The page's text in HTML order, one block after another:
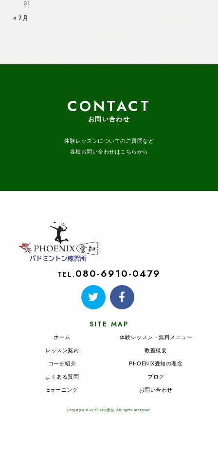
31
« 7月
CONTACT
お問い合わせ
体験レッスンについてのご質問など
各種お問い合わせはこちらから
TEL. 080-6910-0479
SITE MAP
ホーム
レッスン案内
コーチ紹介
よくある質問
Eラーニング
体験レッスン・無料メニュー
教室概要
PHOENIX愛知の理念
ブログ
お問い合わせ
Copyright © PHOENIX愛知. All rights reserved.